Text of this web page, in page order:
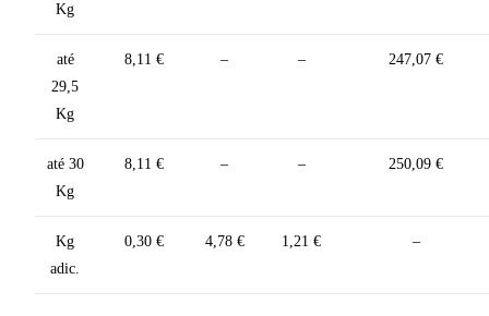
Kg
até
29,5
Kg
8,11 € – – 247,07 €
até 30
Kg
8,11 € – – 250,09 €
Kg
adic.
0,30 € 4,78 € 1,21 € –